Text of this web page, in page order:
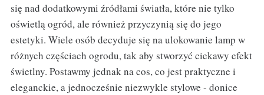
się nad dodatkowymi źródłami światła, które nie tylko
oświetlą ogród, ale również przyczynią się do jego
estetyki. Wiele osób decyduje się na ulokowanie lamp w
różnych częściach ogrodu, tak aby stworzyć ciekawy efekt
świetlny. Postawmy jednak na cos, co jest praktyczne i
eleganckie, a jednocześnie niezwykle stylowe - donice